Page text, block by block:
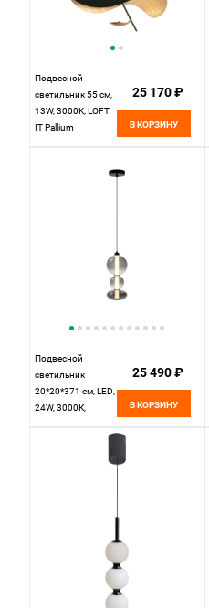
Подвесной
светильник 55 см,
13W, 3000K, LOFT
IT Pallium
25 170 ₽
В КОРЗИНУ
Подвесной
светильник
20*20*371 см, LED,
24W, 3000К,
25 490 ₽
В КОРЗИНУ